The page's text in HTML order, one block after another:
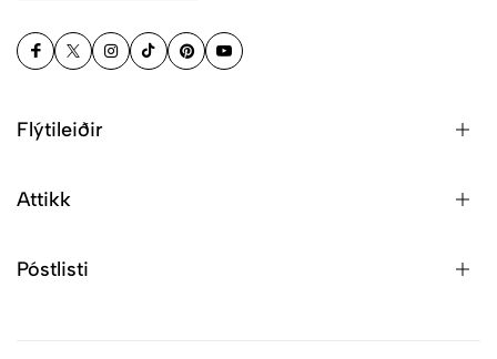
Flýtileiðir
Attikk
Póstlisti